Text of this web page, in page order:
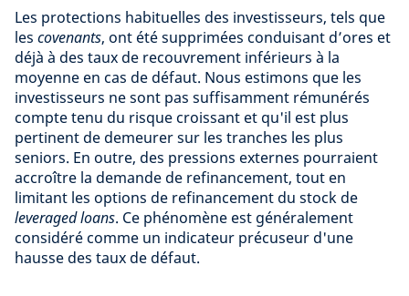
Les protections habituelles des investisseurs, tels que
les covenants, ont été supprimées conduisant d’ores et
déjà à des taux de recouvrement inférieurs à la
moyenne en cas de défaut. Nous estimons que les
investisseurs ne sont pas suffisamment rémunérés
compte tenu du risque croissant et qu'il est plus
pertinent de demeurer sur les tranches les plus
seniors. En outre, des pressions externes pourraient
accroître la demande de refinancement, tout en
limitant les options de refinancement du stock de
leveraged loans. Ce phénomène est généralement
considéré comme un indicateur précuseur d'une
hausse des taux de défaut.